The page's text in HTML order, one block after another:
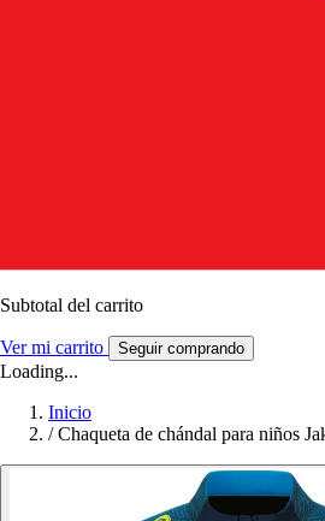
Subtotal del carrito
Ver mi carrito Seguir comprando
Loading...
Inicio
/ Chaqueta de chándal para niños